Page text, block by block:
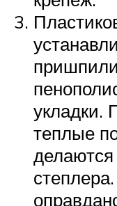
укладки.
теплые